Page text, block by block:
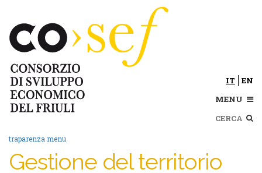
contenuto
principale
IT
EN
MENU
traparenza menu
Gestione del territorio